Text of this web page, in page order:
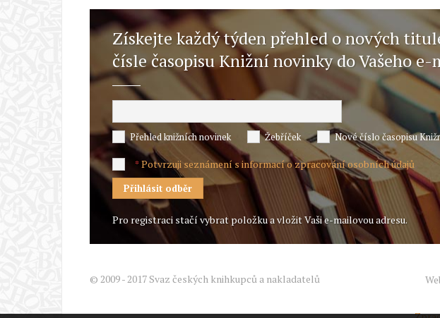
Získejte každý týden přehled o nových
čísle časopisu Knižní novinky do Vašeho
Přehled knižních novinek Žebříček Nové číslo časopisu
*Potvrzuji seznámení s informací o zpracování osobních údajů
Pro registraci stačí vybrat položku a vložit Vaši e-mailovou adresu.
© 2009 - 2017 Svaz českých knihkupců a nakladatelů